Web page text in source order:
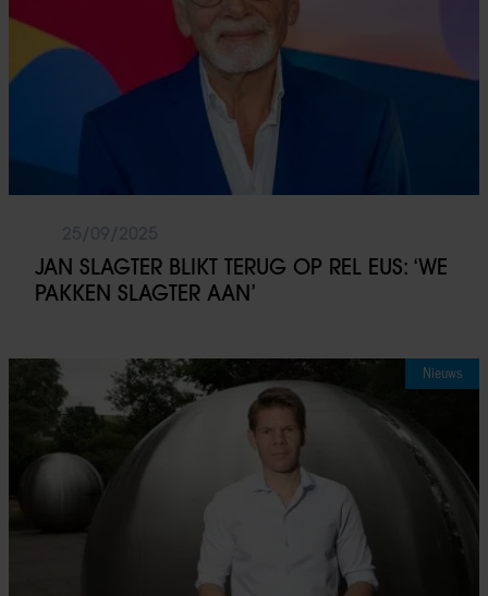
JAN SLAGTER BLIKT TERUG OP REL EUS: ‘WE
PAKKEN SLAGTER AAN’
Nieuws